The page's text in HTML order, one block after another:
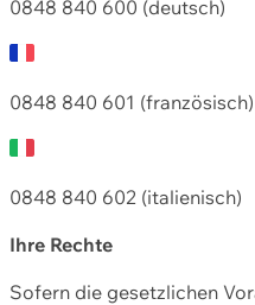
0848 840 600 (deutsch)
0848 840 601 (französisch)
0848 840 602 (italienisch)
Ihre Rechte
Sofern die gesetzlichen